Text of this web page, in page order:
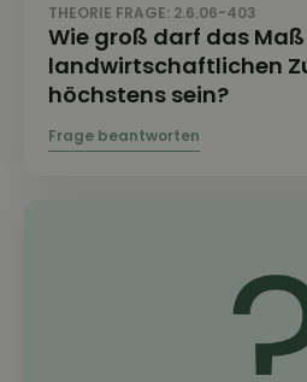
THEORIE FRAGE: 2.6.06-403
Wie groß darf das Maß
landwirtschaftlichen
höchstens sein?